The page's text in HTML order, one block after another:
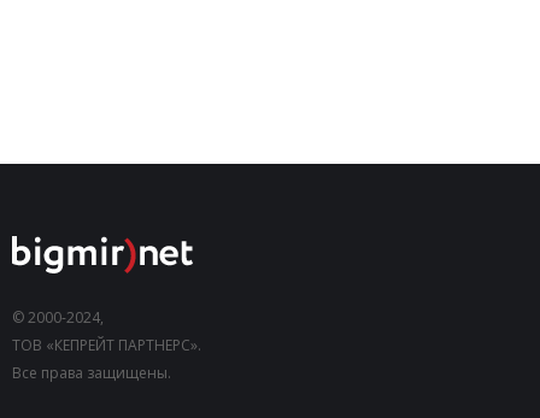
© 2000-2024,
ТОВ «КЕПРЕЙТ ПАРТНЕРС».
Все права защищены.